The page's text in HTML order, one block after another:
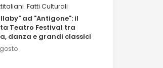
Fatti Culturali
ad "Antigone": il
Teatro Festival tra
danza e grandi classici